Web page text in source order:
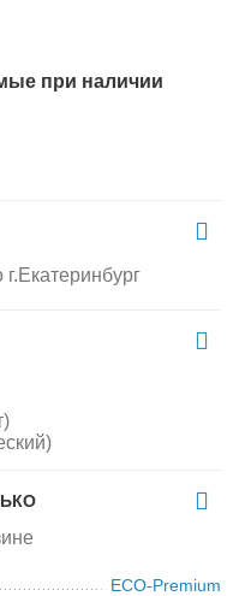
при наличии
ECO-Premium